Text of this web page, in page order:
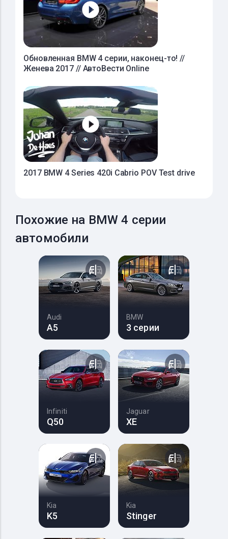
Обновленная BMW 4 серии, наконец-то! //
Женева 2017 // АвтоВести Online
2017 BMW 4 Series 420i Cabrio POV Test drive
Похожие на BMW 4 серии
автомобили
Audi
A5
BMW
3 серии
Infiniti
Q50
Jaguar
XE
Kia
K5
Kia
Stinger